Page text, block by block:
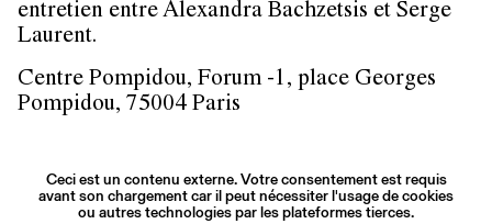
entretien entre Alexandra Bachzetsis et Serge
Laurent.
Centre Pompidou, Forum -1, place Georges
Pompidou, 75004 Paris
Ceci est un contenu externe. Votre consentement est requis
avant son chargement car il peut nécessiter l'usage de cookies
ou autres technologies par les plateformes tierces.